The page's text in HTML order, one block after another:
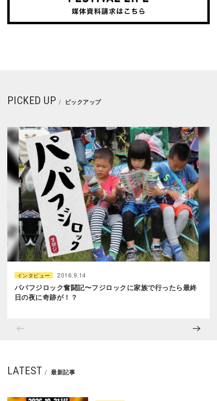
PICKED UP ピックアップ
インタビュー 2016.9.14
パパフジロック奮闘記〜フジロックに家族で行ったら最終
日の夜に奇跡が！？
LATEST 最新記事